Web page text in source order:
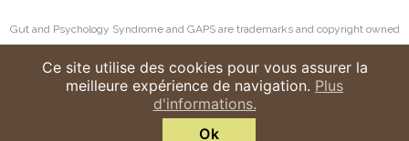
Gut and Psychology Syndrome and GAPS are trademarks and copyright owned
by Dr Natasha Campbell-McBride worldwide and their unauthorised use is
strictly prohibited and all rights are reserved
Centre de Nutrition Holistique- Copyright 2017 © Tous droits
Ce site utilise des cookies pour vous assurer la
meilleure expérience de navigation. Plus
d'informations.
Ok